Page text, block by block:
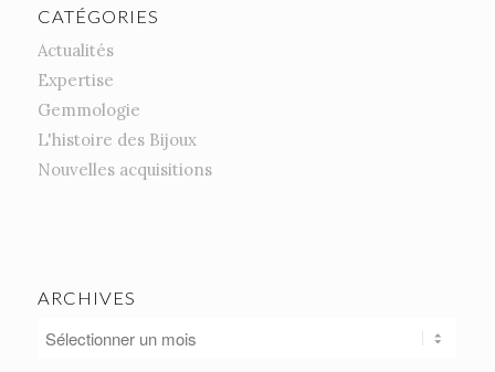
CATÉGORIES
Actualités
Expertise
Gemmologie
L'histoire des Bijoux
Nouvelles acquisitions
ARCHIVES